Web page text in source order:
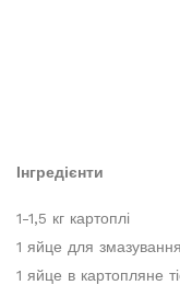
Інгредієнти
1-1,5 кг картоплі
1 яйце для змазування
1 яйце в картопляне